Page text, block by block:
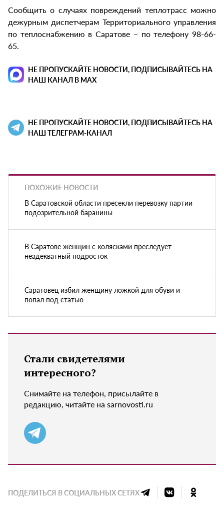
Сообщить о случаях повреждений теплотрасс можно
дежурным диспетчерам Территориального управления
по теплоснабжению в Саратове – по телефону 98-66-
65.
НЕ ПРОПУСКАЙТЕ НОВОСТИ, ПОДПИСЫВАЙТЕСЬ НА
НАШ КАНАЛ В MAX
НЕ ПРОПУСКАЙТЕ НОВОСТИ, ПОДПИСЫВАЙТЕСЬ НА
НАШ ТЕЛЕГРАМ-КАНАЛ
ПОХОЖИЕ НОВОСТИ
В Саратовской области пресекли перевозку партии
подозрительной баранины
В Саратове женщин с колясками преследует
неадекватный подросток
Саратовец избил женщину ложкой для обуви и
попал под статью
Стали свидетелями
интересного?
Снимайте на телефон, присылайте в
редакцию, читайте на sarnovosti.ru
ПОДЕЛИТЬСЯ В СОЦИАЛЬНЫХ СЕТЯХ